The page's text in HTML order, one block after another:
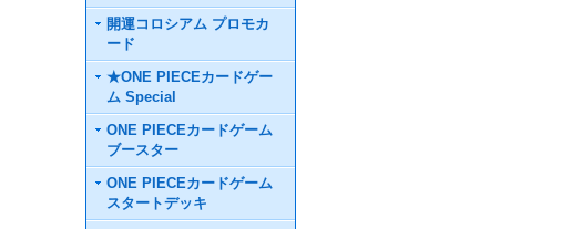
開運コロシアム プロモカ
ード
★ONE PIECEカードゲー
ム Special
ONE PIECEカードゲーム
ブースター
ONE PIECEカードゲーム
スタートデッキ